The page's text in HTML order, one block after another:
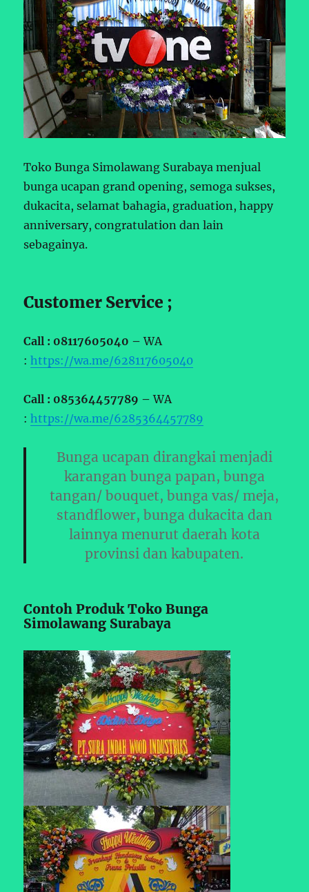
Toko Bunga Simolawang Surabaya menjual
bunga ucapan grand opening, semoga sukses,
dukacita, selamat bahagia, graduation, happy
anniversary, congratulation dan lain
sebagainya.
Customer Service ;
Call : 08117605040 –WA
:https://wa.me/628117605040
Call : 085364457789 –WA
:https://wa.me/6285364457789
Bunga ucapan dirangkai menjadi
karangan bunga papan, bunga
tangan/ bouquet, bunga vas/ meja,
standflower, bunga dukacita dan
lainnya menurut daerah kota
provinsi dan kabupaten.
Contoh Produk Toko Bunga
Simolawang Surabaya